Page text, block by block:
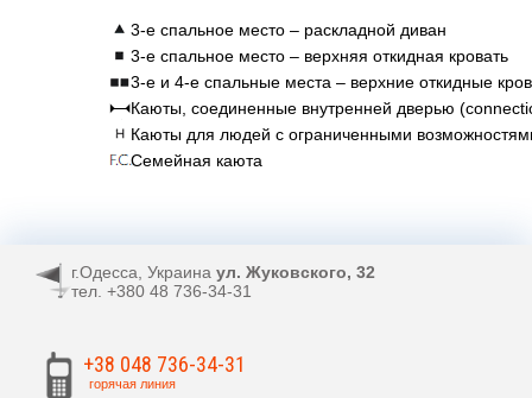
3-е спальное место – раскладной диван
3-е спальное место – верхняя откидная кровать
3-е и 4-е спальные места – верхние откидные
Каюты, соединенные внутренней дверью
Каюты для людей с ограниченными
Семейная каюта
г.Одесса, Украина ул. Жуковского, 32
тел. +380 48 736-34-31
+38 048 736-34-31
горячая линия